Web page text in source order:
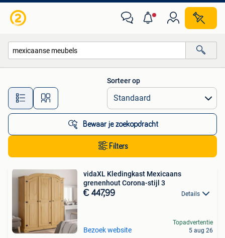
Alle afstanden…
Sorteer op
Bewaar je zoekopdracht
Filters
vidaXL Kledingkast Mexicaans
grenenhout Corona-stijl 3
€ 447,99 Details
Bezoek website
Topadvertentie
5 aug 26